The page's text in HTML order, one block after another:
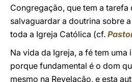
Congregação, que tem a
salvaguardar a doutrina sobre
toda a Igreja Católica (cf.
Na vida da Igreja, a fé tem uma
porque fundamental é o dom
mesmo na Revelação, e esta